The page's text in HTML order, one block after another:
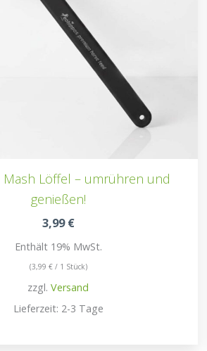
Mash Löffel – umrühren und
genießen!
3,99€
Enthält 19% MwSt.
(3,99 €/ 1 Stück)
zzgl.Versand
Lieferzeit: 2-3 Tage